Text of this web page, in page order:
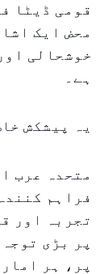
قومی ڈیٹا
محض ایک
خوشحالی
ہے۔
یہ پیشکش
متحدہ عرب
تجربہ اور
پر بڑی
پر، ہر